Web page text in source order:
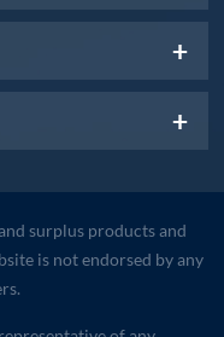
surplus products and
is not endorsed by any